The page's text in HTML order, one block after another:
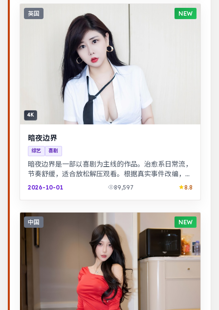
英国 NEW
4K
暗夜边界
综艺 喜剧
暗夜边界是一部以喜剧为主线的作品。治愈系日常流，
节奏舒缓，适合放松解压观看。根据真实事件改编，纪
实感强，表演克制而富有张力。
2026-10-01 89,597 8.8
中国 NEW